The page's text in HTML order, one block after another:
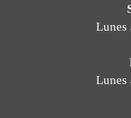
Lunes
Lunes